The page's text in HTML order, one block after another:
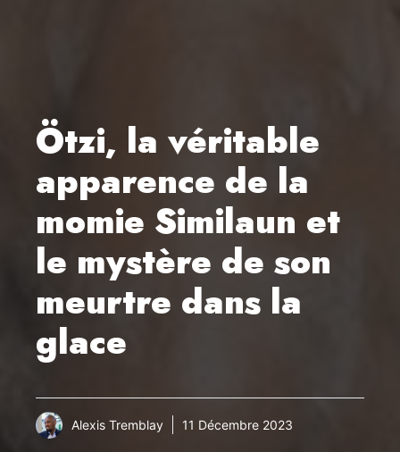
Ötzi, la véritable
apparence de la
momie Similaun et
le mystère de son
meurtre dans la
glace
Alexis Tremblay 11 Décembre 2023